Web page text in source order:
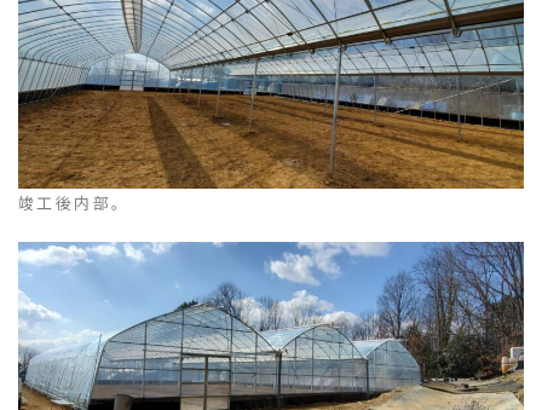
竣工後内部。